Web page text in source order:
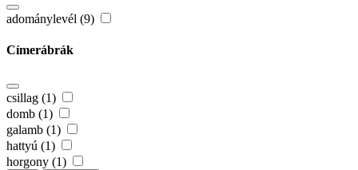
adománylevél (9)
Címerábrák
csillag (1)
domb (1)
galamb (1)
hattyú (1)
horgony (1)